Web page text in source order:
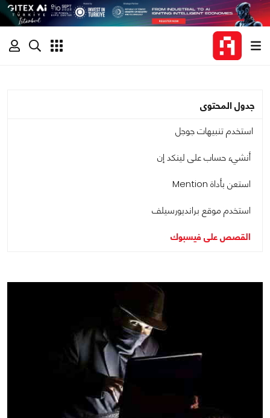
جدول المحتوى
استخدم تنبيهات جوجل
أنشيء حساب على لينكد إن
استعن بأداة Mention
استخدم موقع برانديورسيلف
القصص على فيسبوك